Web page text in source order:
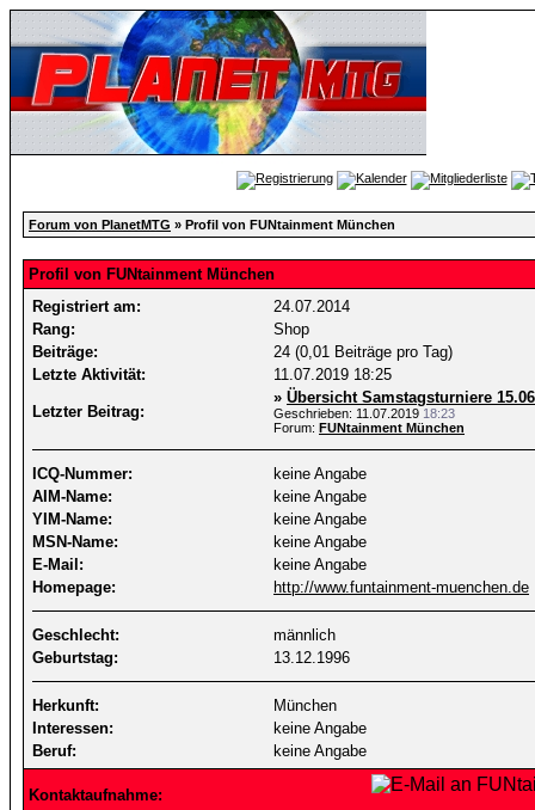
Forum von PlanetMTG » Profil von FUNtainment München
Profil von FUNtainment München
Registriert am:
24.07.2014
Rang:
Shop
Beiträge:
24 (0,01 Beiträge pro Tag)
Letzte Aktivität:
11.07.2019 18:25
Letzter Beitrag:
» Übersicht Samstagsturniere
Geschrieben: 11.07.2019 18:23
Forum: FUNtainment München
ICQ-Nummer:
keine Angabe
AIM-Name:
keine Angabe
YIM-Name:
keine Angabe
MSN-Name:
keine Angabe
E-Mail:
keine Angabe
Homepage:
http://www.funtainment-muenchen.de
Geschlecht:
männlich
Geburtstag:
13.12.1996
Herkunft:
München
Interessen:
keine Angabe
Beruf:
keine Angabe
Kontaktaufnahme: